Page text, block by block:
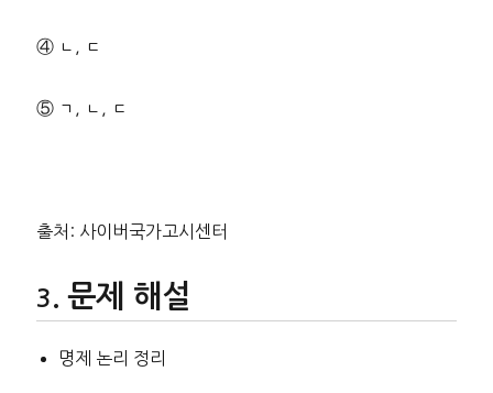
④ ㄴ, ㄷ
⑤ ㄱ, ㄴ, ㄷ
출처: 사이버국가고시센터
문제 해설
명제 논리 정리